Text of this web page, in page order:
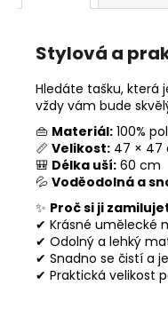
Stylová a
Hledáte tašku, která
vždy vám bude
👜 Materiál: 100%
📏 Velikost: 47 × 47
🎒 Délka uší: 60 cm
💦 Voděodolná a
✨ Proč si ji
✔ Krásné umělecké
✔ Odolný a lehký
✔ Snadno se čistí a
✔ Praktická velikost